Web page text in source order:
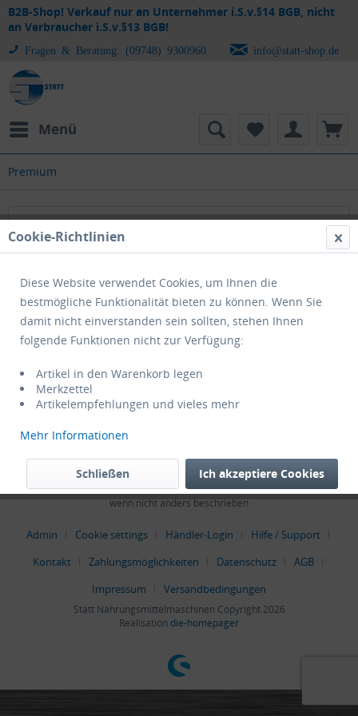
B2B-Shop! Verkauf nur an Unternehmer i.S.v.§14 BGB, nicht
an Verbraucher i.S.v.§13 BGB!
Fragen & Beratung: (09748) 9300960 info@statt-shop.de
Menü
Premium
Premium
Service Hotline
Shop Service
Informationen
* Alle Preise verstehen sich zzgl. Mehrwertsteuer und
wenn nicht anders beschrieben
Admin Cookie settings Händler-Login
Hilfe / Support
Kontakt
Zahlungsmöglichkeiten Datenschutz
AGB
Impressum
Versandbedingungen
Statt Nahrungsmittelmaschinen Copyright 2026
Realisation die-homepager
Cookie-Richtlinien
Diese Website verwendet Cookies, um Ihnen die
bestmögliche Funktionalität bieten zu können. Wenn Sie
damit nicht einverstanden sein sollten, stehen Ihnen
folgende Funktionen nicht zur Verfügung:
Artikel in den Warenkorb legen
Merkzettel
Artikelempfehlungen und vieles mehr
Mehr Informationen
Ich akzeptiere Cookies
Schließen